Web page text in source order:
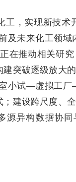
工，实现新技术
及未来化工领域
在推动相关研
建突破逐级放大
小试—虚拟工厂
；建设跨尺度、
源异构数据协同